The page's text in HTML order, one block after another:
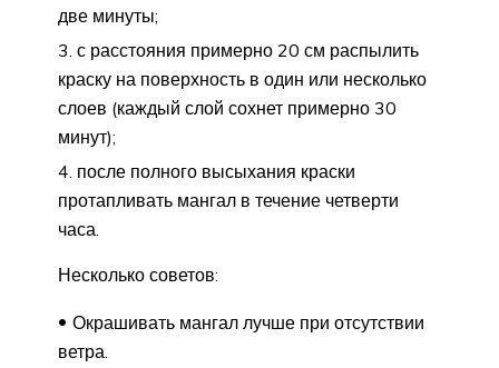
две минуты;
с расстояния примерно 20 см распылить
краску на поверхность в один или несколько
слоев (каждый слой сохнет примерно 30
минут);
после полного высыхания краски
протапливать мангал в течение четверти
часа.
Несколько советов:
Окрашивать мангал лучше при отсутствии
ветра.